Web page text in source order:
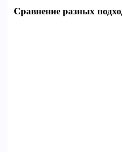
Сравнение разных